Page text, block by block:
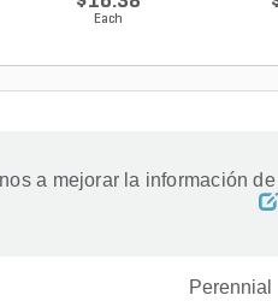
Each
a mejorar la información
Perennial